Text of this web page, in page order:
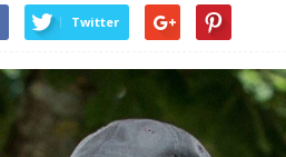
Twitter